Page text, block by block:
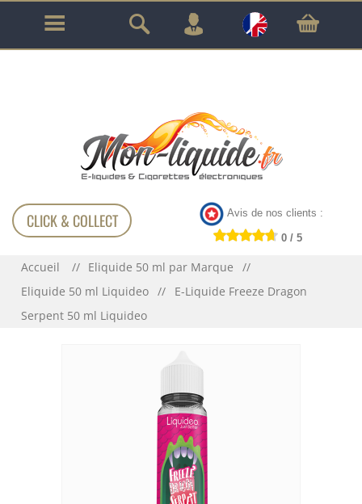
GARANTIE À VIE SUR TOUT LE MATÉRIEL
!!!
CLICK & COLLECT Avis de nos clients :
0 / 5
Accueil
Eliquide 50 ml par Marque
Eliquide 50 ml Liquideo
E-Liquide Freeze Dragon
Serpent 50 ml Liquideo